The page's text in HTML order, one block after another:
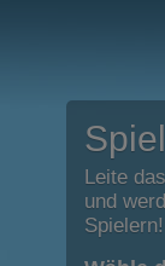
Leite
und
Spielern!